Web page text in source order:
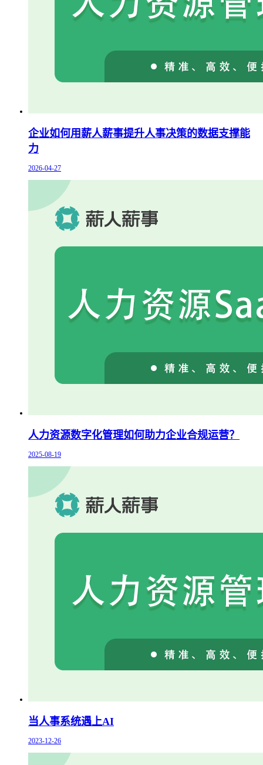
企业如何用薪人薪事提升人事决策的数据支撑能
力
2026-04-27
人力资源数字化管理如何助力企业合规运营？
2025-08-19
当人事系统遇上AI
2023-12-26